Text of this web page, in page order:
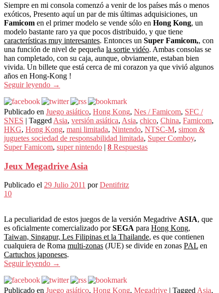
Siempre en mi consola comenzó a venir de los países más o menos
exóticos, Presento aquí un par de mis últimas adquisiciones, un
Famicom en el primer modelo se vende sólo en Hong Kong, un
modelo bastante raro ya que pocos distribuido, y que tiene
características muy interesantes. Entonces un Super Famicom,, con
una función de nivel de pequeña la sortie vidéo. Ambas consolas se
han completado, con su caja, aunque, obviamente, estaban bien
vivida. Un billete que está cerca de mi corazon ya que vivió algunos
años en Hong-Kong !
Seguir leyendo →
Publicado en Juego asiático, Hong Kong, Nes / Famicom, SFC /
SNES | Tagged Asia, versión asiática, Asia, chico, China, Famicom,
HKG, Hong Kong, mani limitada, Nintendo, NTSC-M, simon &
juguetes sociedad de responsabilidad limitada, Super Comboy,
Super Famicom, super nintendo | 8 Respuestas
Jeux Megadrive Asia
Publicado el 29 Julio 2011 porDentifritz
10
La peculiaridad de estos juegos de la versión Megadrive ASIA, que
es oficialmente comercializado porSEGA para Hong Kong,
Taiwan, Singapur, Les Filipinas et la Thailande, es que contienen
cualquiera de Roma multi-zonas (JUE) se divide en zonas PAL en
Cartuchos japoneses.
Seguir leyendo →
Publicado en Juego asiático, Hong Kong, Megadrive | Tagged Asia,